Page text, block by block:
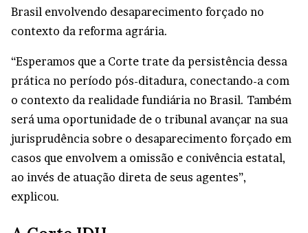
Brasil envolvendo desaparecimento forçado no
contexto da reforma agrária.
“Esperamos que a Corte trate da persistência dessa
prática no período pós-ditadura, conectando-a com
o contexto da realidade fundiária no Brasil. Também
será uma oportunidade de o tribunal avançar na sua
jurisprudência sobre o desaparecimento forçado em
casos que envolvem a omissão e conivência estatal,
ao invés de atuação direta de seus agentes”,
explicou.